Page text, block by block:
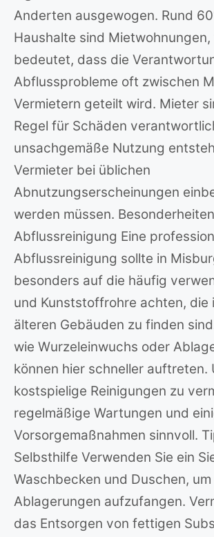
Anderten ausgewogen. Rund
Haushalte sind Mietwohnungen,
bedeutet, dass die
Abflussprobleme oft zwischen
Vermietern geteilt wird. Mieter
Regel für Schäden
unsachgemäße Nutzung
Vermieter bei üblichen
Abnutzungserscheinungen
werden müssen.
Abflussreinigung Eine
Abflussreinigung sollte in
besonders auf die häufig
und Kunststoffrohre achten, die
älteren Gebäuden zu finden
wie Wurzeleinwuchs oder
können hier schneller auftreten.
kostspielige Reinigungen zu
regelmäßige Wartungen und
Vorsorgemaßnahmen sinnvoll.
Selbsthilfe Verwenden Sie ein
Waschbecken und Duschen,
Ablagerungen aufzufangen.
das Entsorgen von fettigen